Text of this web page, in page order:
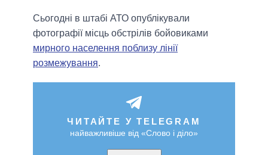
Сьогодні в штабі АТО опублікували
фотографії місць обстрілів бойовиками
мирного населення поблизу лінії
розмежування.
ЧИТАЙТЕ У TELEGRAM
найважливіше від «Слово і діло»